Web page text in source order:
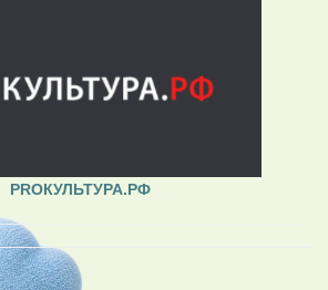
PROКУЛЬТУРА.РФ